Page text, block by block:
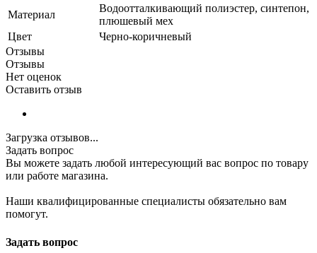
Материал
Водоотталкивающий полиэстер, синтепон,
плюшевый мех
Цвет
Черно-коричневый
Отзывы
Отзывы
Нет оценок
Оставить отзыв
Загрузка отзывов...
Задать вопрос
Вы можете задать любой интересующий вас вопрос по товару
или работе магазина.
Наши квалифицированные специалисты обязательно вам
помогут.
Задать вопрос